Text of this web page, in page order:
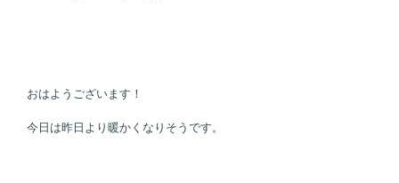
おはようございます！
今日は昨日より暖かくなりそうです。